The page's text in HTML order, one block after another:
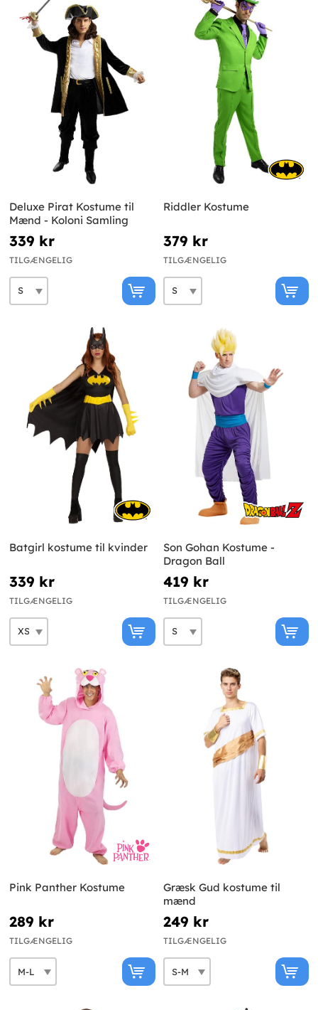
Deluxe Pirat Kostume til
Mænd - Koloni Samling
339 kr
TILGÆNGELIG
Riddler Kostume
379 kr
TILGÆNGELIG
Batgirl kostume til kvinder
339 kr
TILGÆNGELIG
Son Gohan Kostume -
Dragon Ball
419 kr
TILGÆNGELIG
Pink Panther Kostume
289 kr
TILGÆNGELIG
Græsk Gud kostume til
mænd
249 kr
TILGÆNGELIG